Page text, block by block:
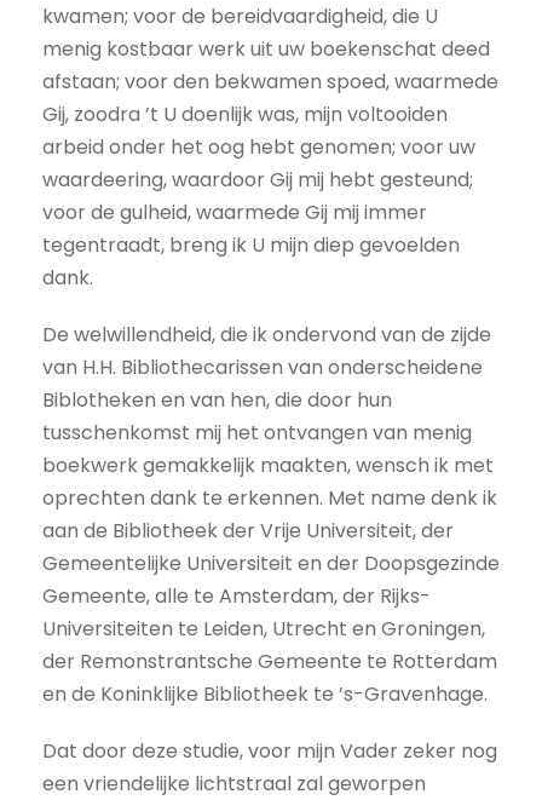
kwamen; voor de bereidvaardigheid, die U
menig kostbaar werk uit uw boekenschat deed
afstaan; voor den bekwamen spoed, waarmede
Gij, zoodra ’t U doenlijk was, mijn voltooiden
arbeid onder het oog hebt genomen; voor uw
waardeering, waardoor Gij mij hebt gesteund;
voor de gulheid, waarmede Gij mij immer
tegentraadt, breng ik U mijn diep gevoelden
dank.
De welwillendheid, die ik ondervond van de zijde
van H.H. Bibliothecarissen van onderscheidene
Biblotheken en van hen, die door hun
tusschenkomst mij het ontvangen van menig
boekwerk gemakkelijk maakten, wensch ik met
oprechten dank te erkennen. Met name denk ik
aan de Bibliotheek der Vrije Universiteit, der
Gemeentelijke Universiteit en der Doopsgezinde
Gemeente, alle te Amsterdam, der Rijks-
Universiteiten te Leiden, Utrecht en Groningen,
der Remonstrantsche Gemeente te Rotterdam
en de Koninklijke Bibliotheek te ’s-Gravenhage.
Dat door deze studie, voor mijn Vader zeker nog
een vriendelijke lichtstraal zal geworpen